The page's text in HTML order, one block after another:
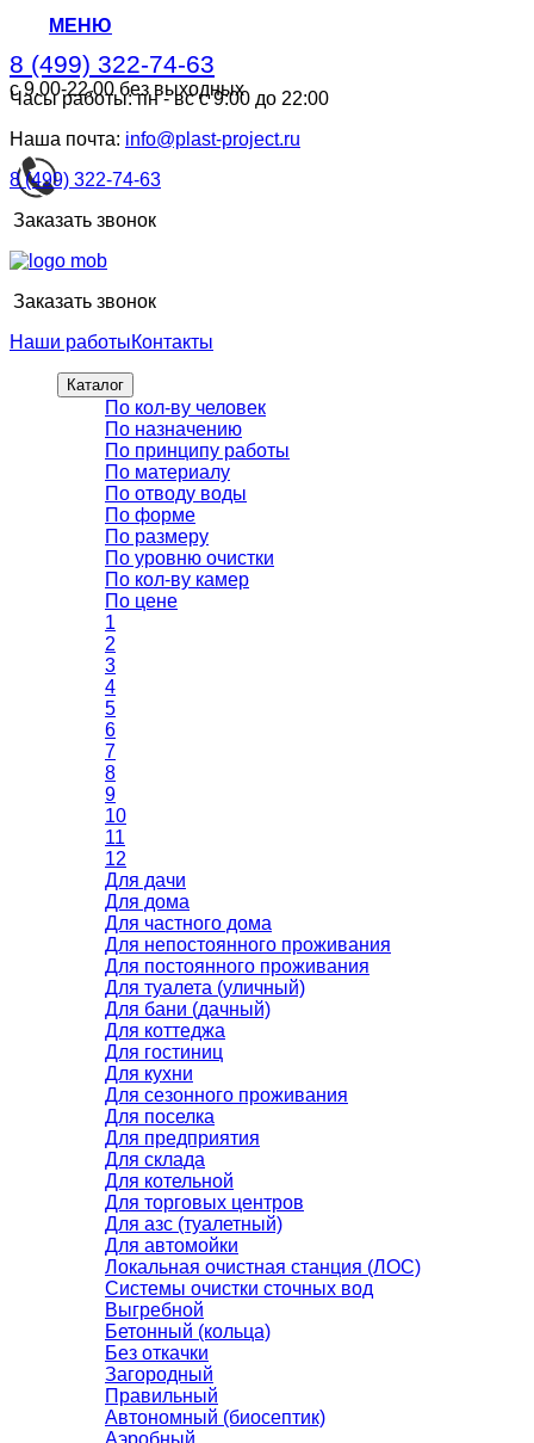
МЕНЮ
8 (499) 322-74-63
с 9.00-22.00 без выходных
8 (499) 322-74-63
с 9.00-22.00 без выходных
Часы работы: пн - вс с 9:00 до 22:00
Наша почта: info@plast-project.ru
8 (499) 322-74-63
Заказать звонок
Заказать звонок
Наши работыКонтакты
Каталог
По кол-ву человек
По назначению
По принципу работы
По материалу
По отводу воды
По форме
По размеру
По уровню очистки
По кол-ву камер
По цене
1
2
3
4
5
6
7
8
9
10
11
12
Для дачи
Для дома
Для частного дома
Для непостоянного проживания
Для постоянного проживания
Для туалета (уличный)
Для бани (дачный)
Для коттеджа
Для гостиниц
Для кухни
Для сезонного проживания
Для поселка
Для предприятия
Для склада
Для котельной
Для торговых центров
Для азс (туалетный)
Для автомойки
Локальная очистная станция (ЛОС)
Системы очистки сточных вод
Выгребной
Бетонный (кольца)
Без откачки
Загородный
Правильный
Автономный (биосептик)
Аэробный